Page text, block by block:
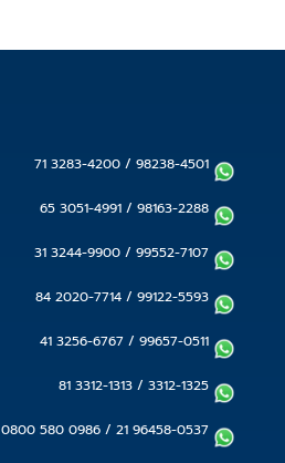
71 3283-4200 /98238-4501
65 3051-4991 /98163-2288
31 3244-9900 /99552-7107
84 2020-7714 /99122-5593
41 3256-6767 /99657-0511
81 3312-1313 /3312-1325
0800 580 0986 /21 96458-0537